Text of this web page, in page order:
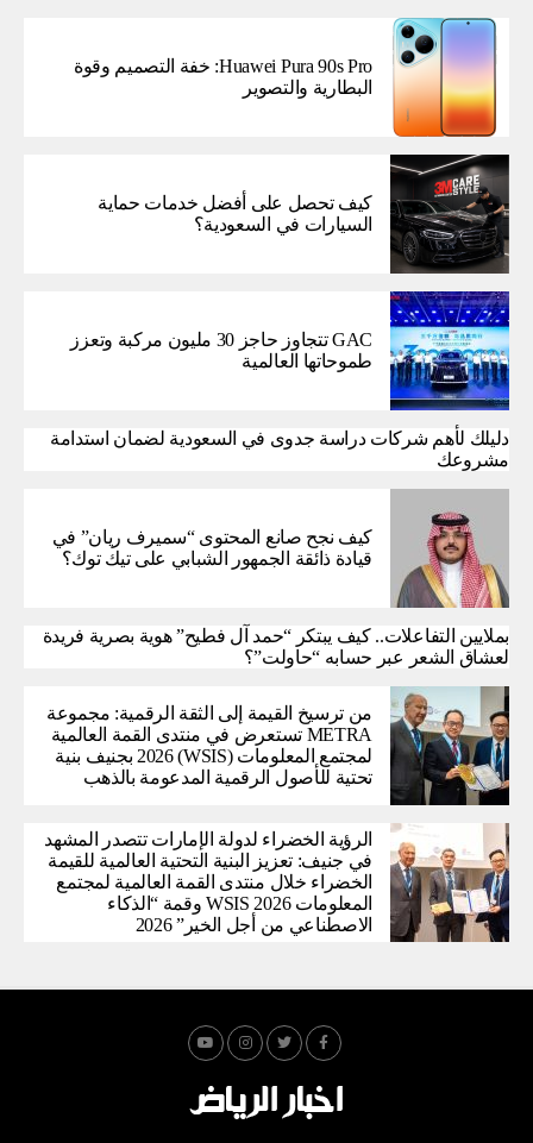
Huawei Pura 90s Pro: خفة التصميم وقوة
البطارية والتصوير
كيف تحصل على أفضل خدمات حماية
السيارات في السعودية؟
GAC تتجاوز حاجز 30 مليون مركبة وتعزز
طموحاتها العالمية
دليلك لأهم شركات دراسة جدوى في السعودية لضمان استدامة
مشروعك
كيف نجح صانع المحتوى “سميرف ريان” في
قيادة ذائقة الجمهور الشبابي على تيك توك؟
بملايين التفاعلات.. كيف يبتكر “حمد آل فطيح” هوية بصرية فريدة
لعشاق الشعر عبر حسابه “حاولت”؟
من ترسيخ القيمة إلى الثقة الرقمية: مجموعة
METRA تستعرض في منتدى القمة العالمية
لمجتمع المعلومات (WSIS) 2026 بجنيف بنية
تحتية للأصول الرقمية المدعومة بالذهب
الرؤية الخضراء لدولة الإمارات تتصدر المشهد
في جنيف: تعزيز البنية التحتية العالمية للقيمة
الخضراء خلال منتدى القمة العالمية لمجتمع
المعلومات WSIS 2026 وقمة “الذكاء
الاصطناعي من أجل الخير” 2026